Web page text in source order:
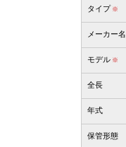
タイプ ※
メーカー名
モデル ※
全長
年式
保管形態